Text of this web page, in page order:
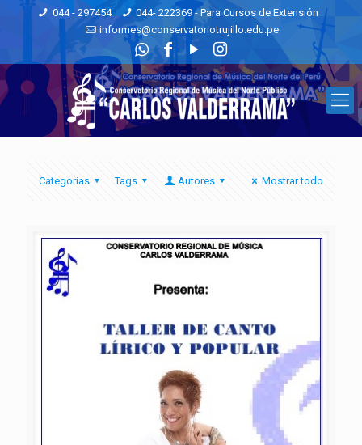
044 - 297454
044- 222369 - Para Cursos de Extensión
informes@conservatoriotrujillo.edu.pe
Categorias Tags Autores Mostrar todo